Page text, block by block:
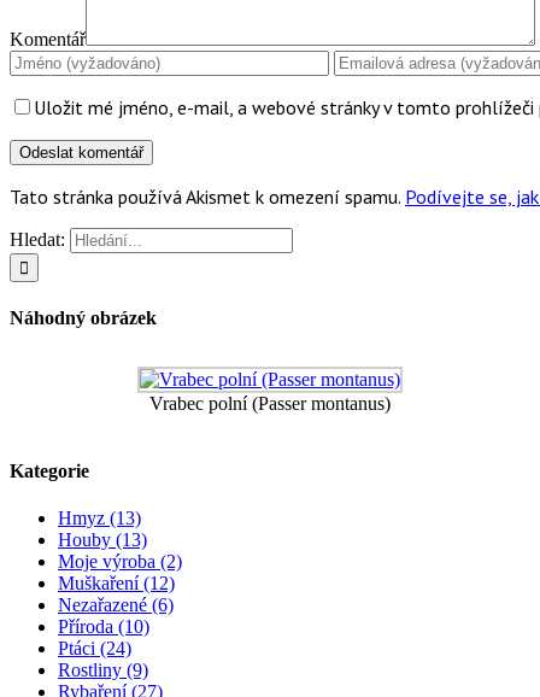
Komentář
Uložit mé jméno, e-mail, a webové stránky v tomto prohlížeči
Tato stránka používá Akismet k omezení spamu. Podívejte se,
Hledat:
Náhodný obrázek
Vrabec polní (Passer montanus)
Kategorie
Hmyz (13)
Houby (13)
Moje výroba (2)
Muškaření (12)
Nezařazené (6)
Příroda (10)
Ptáci (24)
Rostliny (9)
Rybaření (27)